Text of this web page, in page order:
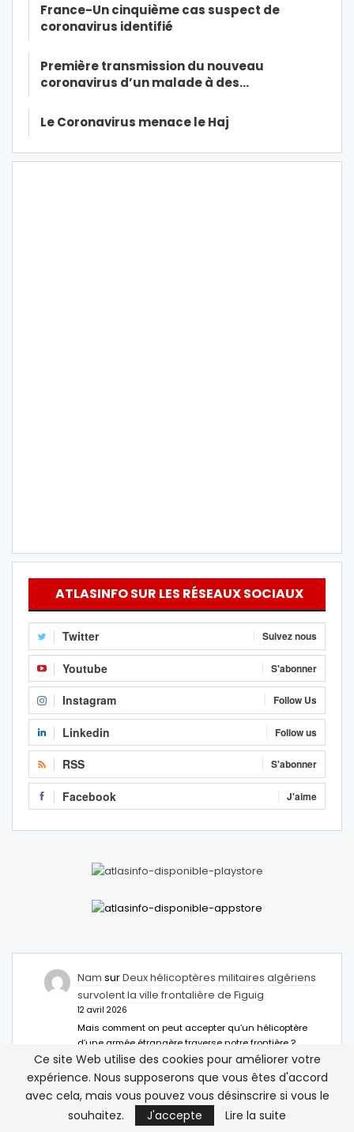
France-Un cinquième cas suspect de
coronavirus identifié
Première transmission du nouveau
coronavirus d’un malade à des…
Le Coronavirus menace le Haj
ATLASINFO SUR LES RÉSEAUX SOCIAUX
Twitter Suivez nous
Youtube S'abonner
Instagram Follow Us
Linkedin Follow us
RSS S'abonner
Facebook J'aime
Nam surDeux hélicoptères militaires algériens
survolent la ville frontalière de Figuig
12 avril 2026
Mais comment on peut accepter qu’un hélicoptère
d’une armée étrangère traverse notre frontière ?
Abdelhamid M
Deux hélicoptères militaires
algériens survolent la ville frontalière de Figuig
12 avril 2026
Il faut installer des anti missiles à Figuig c
Ce site Web utilise des cookies pour améliorer votre
expérience. Nous supposerons que vous êtes d'accord
avec cela, mais vous pouvez vous désinscrire si vous le
souhaitez.
J'accepte Lire la suite